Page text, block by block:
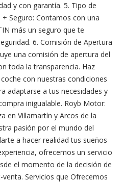
y con garantía. 5. Tipo de
Seguro: Contamos con una
más un seguro que te
6. Comisión de Apertura
una comisión de apertura del
toda la transparencia. Haz
con nuestras condiciones
adaptarse a tus necesidades y
inigualable. Royb Motor:
en Villamartín y Arcos de la
pasión por el mundo del
a hacer realidad tus sueños
ofrecemos un servicio
el momento de la decisión de
Servicios que Ofrecemos